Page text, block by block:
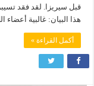
قبل سيريزا. لقد فقد
هذا البيان: غالبية أعضاء
أكمل القراءة »